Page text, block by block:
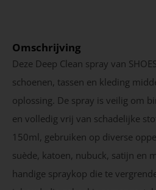
Omschrijving
Deze Deep Clean spray van
schoenen, tassen en kleding
oplossing. De spray is veilig om
en volledig vrij van schadelijke
150ml, gebruiken op diverse
suède, katoen, nubuck, satijn en
handige spraykop die te